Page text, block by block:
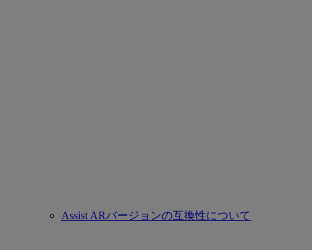
Assist ARバージョンの互換性について